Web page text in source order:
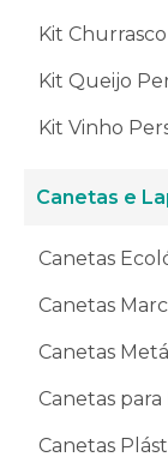
Kit
Kit Queijo
Kit Vinho
Canetas e
Canetas
Canetas
Canetas
Canetas
Canetas